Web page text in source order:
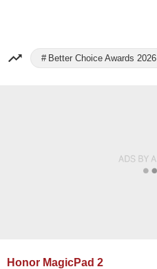
Better Choice Awards 2026
Honor MagicPad 2